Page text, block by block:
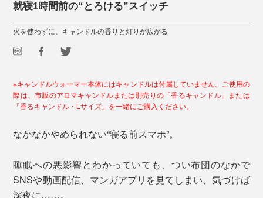
就寝1時間前の“とろける”スイッチ
火を使わずに、キャンドルの香りと灯りが広がる
※キャンドルウォーマー本体にはキャンドルは付属していません。ご使用の
際は、市販のアロマキャンドルまたは別売りの「香るキャンドル」または
「香るキャンドル・Lサイズ 」を一緒にご購入ください。
なかなかやめられない“寝る前スマホ”。
睡眠への悪影響とわかっていても、つい布団のなかで
SNSや動画配信、マンガアプリを見てしまい、気づけば
深夜に……。